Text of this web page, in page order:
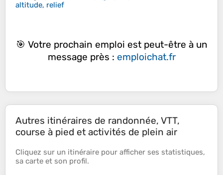
altitude, relief
🎯 Votre prochain emploi est peut-être à un
message près : emploichat.fr
Autres itinéraires de randonnée, VTT,
course à pied et activités de plein air
Cliquez sur un itinéraire pour afficher ses statistiques,
sa carte et son profil.